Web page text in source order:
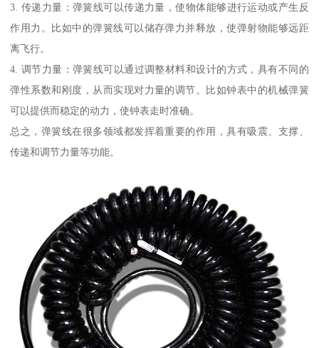
3. 传递力量：弹簧线可以传递力量，使物体能够进行运动或产生反
作用力。比如中的弹簧线可以储存弹力并释放，使弹射物能够远距
离飞行。
4. 调节力量：弹簧线可以通过调整材料和设计的方式，具有不同的
弹性系数和刚度，从而实现对力量的调节。比如钟表中的机械弹簧
可以提供而稳定的动力，使钟表走时准确。
总之，弹簧线在很多领域都发挥着重要的作用，具有吸震、支撑、
传递和调节力量等功能。